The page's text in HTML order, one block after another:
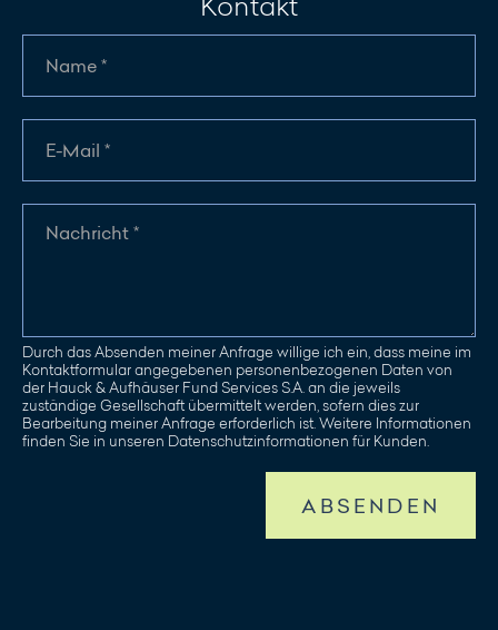
Durch das Absenden meiner Anfrage willige ich ein, dass meine im
Kontaktformular angegebenen personenbezogenen Daten von
der Hauck & Aufhäuser Fund Services S.A. an die jeweils
zuständige Gesellschaft übermittelt werden, sofern dies zur
Bearbeitung meiner Anfrage erforderlich ist. Weitere Informationen
finden Sie in unseren Datenschutzinformationen für Kunden.
ABSENDEN